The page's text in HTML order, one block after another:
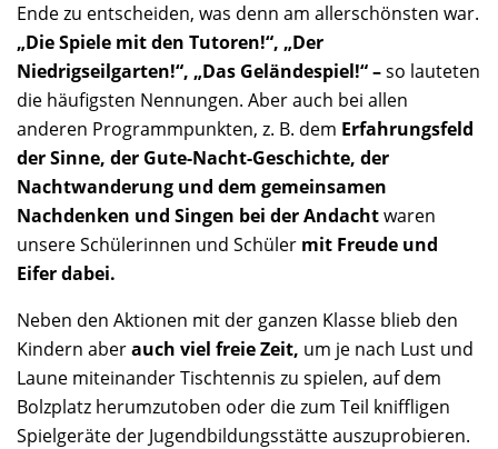
Ende zu entscheiden, was denn am allerschönsten war.
„Die Spiele mit den Tutoren!“, „Der
Niedrigseilgarten!“, „Das Geländespiel!“ –so lauteten
die häufigsten Nennungen. Aber auch bei allen
anderen Programmpunkten, z. B. dem Erfahrungsfeld
der Sinne, der Gute-Nacht-Geschichte, der
Nachtwanderung und dem gemeinsamen
Nachdenken und Singen bei der Andachtwaren
unsere Schülerinnen und Schüler mit Freude und
Eifer dabei.
Neben den Aktionen mit der ganzen Klasse blieb den
Kindern aberauch viel freie Zeit, um je nach Lust und
Laune miteinander Tischtennis zu spielen, auf dem
Bolzplatz herumzutoben oder die zum Teil kniffligen
Spielgeräte der Jugendbildungsstätte auszuprobieren.